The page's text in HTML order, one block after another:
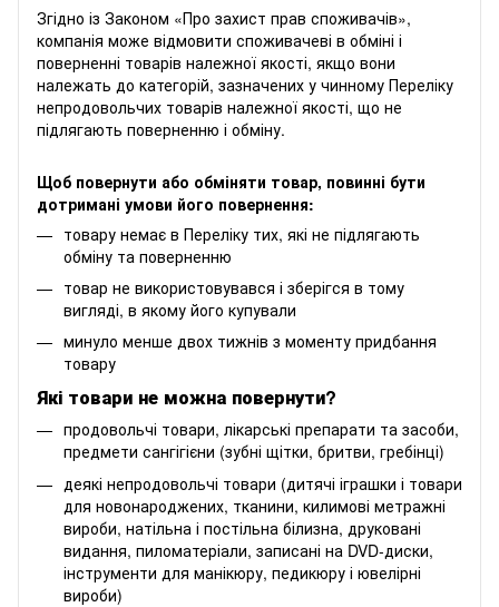
Згідно із Законом «Про захист прав споживачів»,
компанія може відмовити споживачеві в обміні і
поверненні товарів належної якості, якщо вони
належать до категорій, зазначених у чинному Переліку
непродовольчих товарів належної якості, що не
підлягають поверненню і обміну.
Щоб повернути або обміняти товар, повинні бути
дотримані умови його повернення:
товару немає в Переліку тих, які не підлягають
обміну та поверненню
товар не використовувався і зберігся в тому
вигляді, в якому його купували
минуло менше двох тижнів з моменту придбання
товару
Які товари не можна повернути?
продовольчі товари, лікарські препарати та засоби,
предмети сангігієни (зубні щітки, бритви, гребінці)
деякі непродовольчі товари (дитячі іграшки і товари
для новонароджених, тканини, килимові метражні
вироби, натільна і постільна білизна, друковані
видання, пиломатеріали, записані на DVD-диски,
інструменти для манікюру, педикюру і ювелірні
вироби)